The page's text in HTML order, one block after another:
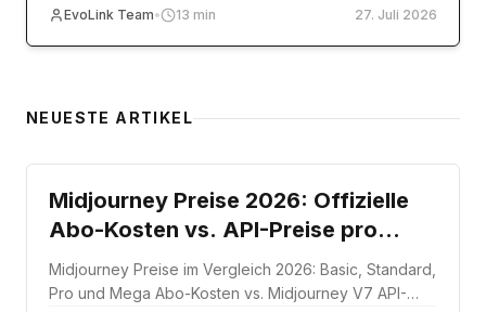
Polymarket & Co.
EvoLink Team• 13 min 27. Juli 2026
NEUESTE ARTIKEL
Midjourney Preise 2026: Offizielle
Abo-Kosten vs. API-Preise pro
Anfrage
Midjourney Preise im Vergleich 2026: Basic, Standard,
Pro und Mega Abo-Kosten vs. Midjourney V7 API-